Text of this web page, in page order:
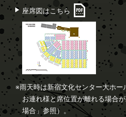
座席図はこちら
※雨天時は新宿文化センター大ホー
お連れ様と席位置が離れる場合
場合」参照）。